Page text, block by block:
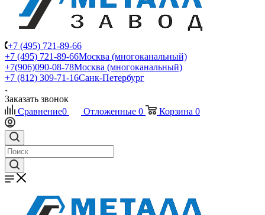
+7 (495) 721-89-66
+7 (495) 721-89-66Москва (многоканальный)
+7(906)090-08-78Москва (многоканальный)
+7 (812) 309-71-16Санк-Петербург
Заказать звонок
Сравнение0 Отложенные 0 Корзина 0